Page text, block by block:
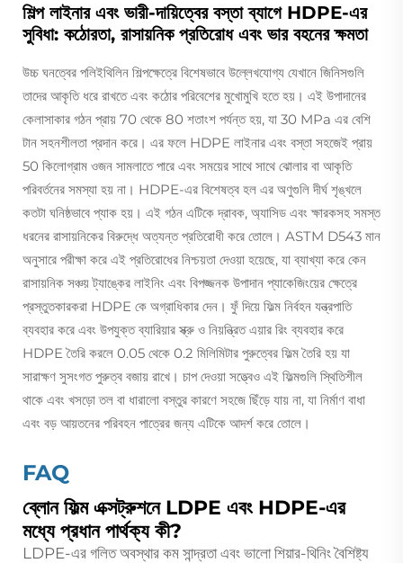
শিল্প লাইনার এবং ভারী-দায়িত্বের বস্তা ব্যাগে HDPE-এর
সুবিধা: কঠোরতা, রাসায়নিক প্রতিরোধ এবং ভার বহনের ক্ষমতা
উচ্চ ঘনত্বের পলিইথিলিন শিল্পক্ষেত্রে বিশেষভাবে উল্লেখযোগ্য যেখানে জিনিসগুলি
তাদের আকৃতি ধরে রাখতে এবং কঠোর পরিবেশের মুখোমুখি হতে হয়। এই উপাদানের
কেলাসাকার গঠন প্রায় 70 থেকে 80 শতাংশ পর্যন্ত হয়, যা 30 MPa এর বেশি
টান সহনশীলতা প্রদান করে। এর ফলে HDPE লাইনার এবং বস্তা সহজেই প্রায়
50 কিলোগ্রাম ওজন সামলাতে পারে এবং সময়ের সাথে সাথে ঝোলার বা আকৃতি
পরিবর্তনের সমস্যা হয় না। HDPE-এর বিশেষত্ব হল এর অণুগুলি দীর্ঘ শৃঙ্খলে
কতটা ঘনিষ্ঠভাবে প্যাক হয়। এই গঠন এটিকে দ্রাবক, অ্যাসিড এবং ক্ষারকসহ সমস্ত
ধরনের রাসায়নিকের বিরুদ্ধে অত্যন্ত প্রতিরোধী করে তোলে। ASTM D543 মান
অনুসারে পরীক্ষা করে এই প্রতিরোধের নিশ্চয়তা দেওয়া হয়েছে, যা ব্যাখ্যা করে কেন
রাসায়নিক সঞ্চয় ট্যাঙ্কের লাইনিং এবং বিপজ্জনক উপাদান প্যাকেজিংয়ের ক্ষেত্রে
প্রস্তুতকারকরা HDPE কে অগ্রাধিকার দেন। ফুঁ দিয়ে ফিল্ম নির্বহন যন্ত্রপাতি
ব্যবহার করে এবং উপযুক্ত ব্যারিয়ার স্ক্রু ও নিয়ন্ত্রিত এয়ার রিং ব্যবহার করে
HDPE তৈরি করলে 0.05 থেকে 0.2 মিলিমিটার পুরুত্বের ফিল্ম তৈরি হয় যা
সারাক্ষণ সুসংগত পুরুত্ব বজায় রাখে। চাপ দেওয়া সত্ত্বেও এই ফিল্মগুলি স্থিতিশীল
থাকে এবং খসড়ো তল বা ধারালো বস্তুর কারণে সহজে ছিঁড়ে যায় না, যা নির্মাণ বাধা
এবং বড় আয়তনের পরিবহন পাত্রের জন্য এটিকে আদর্শ করে তোলে।
FAQ
ব্লোন ফিল্ম এক্সট্রুশনে LDPE এবং HDPE-এর
মধ্যে প্রধান পার্থক্য কী?
LDPE-এর গলিত অবস্থার কম সান্দ্রতা এবং ভালো শিয়ার-থিনিং বৈশিষ্ট্য